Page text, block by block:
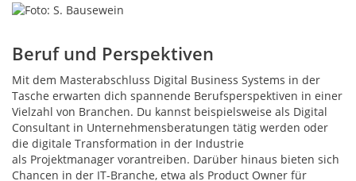
Beruf und Perspektiven
Mit dem Masterabschluss Digital Business Systems in der
Tasche erwarten dich spannende Berufsperspektiven in einer
Vielzahl von Branchen. Du kannst beispielsweise als Digital
Consultant in Unternehmensberatungen tätig werden oder
die digitale Transformation in der Industrie
als Projektmanager vorantreiben. Darüber hinaus bieten sich
Chancen in der IT-Branche, etwa als Product Owner für